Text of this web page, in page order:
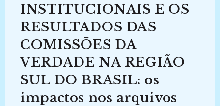
INSTITUCIONAIS E OS
RESULTADOS DAS
COMISSÕES DA
VERDADE NA REGIÃO
SUL DO BRASIL: os
impactos nos arquivos